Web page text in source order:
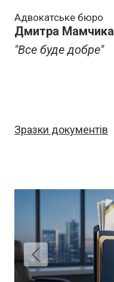
Адвокатське бюро
Дмитра Мамчика
"Все буде добре"
Зразки документів